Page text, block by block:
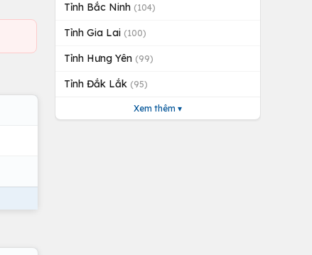
Tỉnh Bắc Ninh (104)
Tỉnh Gia Lai (100)
Tỉnh Hưng Yên (99)
Tỉnh Đắk Lắk (95)
Xem thêm ▾